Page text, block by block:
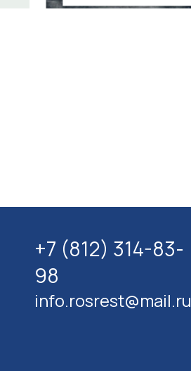
+7 (812) 314-83-
98
info.rosrest@mail.ru